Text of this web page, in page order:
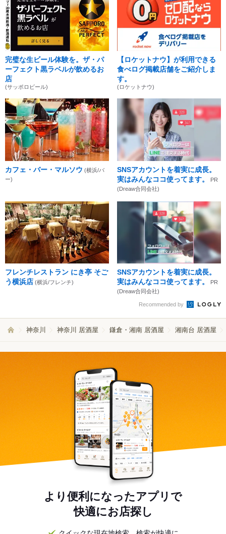
完璧な生ビール体験を。ザ・パ
ーフェクト黒ラベルが飲めるお
店
(サッポロビール)
【ロケットナウ】が利用できる
食べログ掲載店舗をご紹介しま
す。
(ロケットナウ)
カフェ・バー・マルソウ (横浜/バ
ー)
SNSアカウントを着実に成長。
実はみんなココ使ってます。
PR
(Dreaw合同会社)
フレンチレストラン にき亭 そご
う横浜店 (横浜/フレンチ)
SNSアカウントを着実に成長。
実はみんなココ使ってます。
PR
(Dreaw合同会社)
Recommended by
神奈川 神奈川 居酒屋 鎌倉・湘南 居酒屋 湘南台 居酒屋
より便利になったアプリで
快適にお店探し